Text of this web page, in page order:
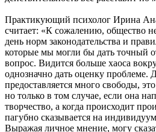
Практикующий психолог Ирина
считает: «К сожалению, общество
день норм законодательства и
которые мы могли бы дать точный
вопрос. Видится больше хаоса
однозначно дать оценку проблеме.
предоставляется много свободы,
но только в том случае, если она
творчество, а когда происходит
пагубно сказывается на
Выражая личное мнение, могу